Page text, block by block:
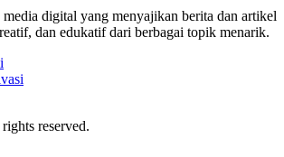
digital yang menyajikan berita dan artikel
dan edukatif dari berbagai topik menarik.
reserved.